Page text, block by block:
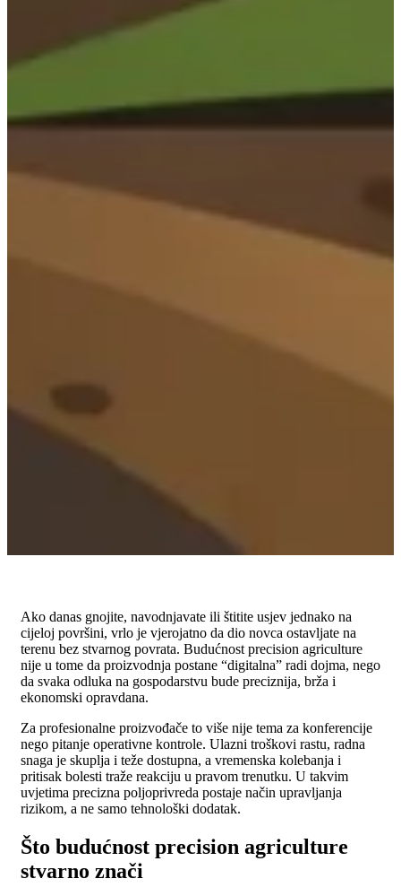
Ako danas gnojite, navodnjavate ili štitite usjev jednako na
cijeloj površini, vrlo je vjerojatno da dio novca ostavljate na
terenu bez stvarnog povrata. Budućnost precision agriculture
nije u tome da proizvodnja postane “digitalna” radi dojma, nego
da svaka odluka na gospodarstvu bude preciznija, brža i
ekonomski opravdana.
Za profesionalne proizvođače to više nije tema za konferencije
nego pitanje operativne kontrole. Ulazni troškovi rastu, radna
snaga je skuplja i teže dostupna, a vremenska kolebanja i
pritisak bolesti traže reakciju u pravom trenutku. U takvim
uvjetima precizna poljoprivreda postaje način upravljanja
rizikom, a ne samo tehnološki dodatak.
Što budućnost precision agriculture
stvarno znači